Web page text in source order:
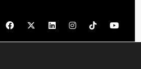
- Todos los derechos reservados